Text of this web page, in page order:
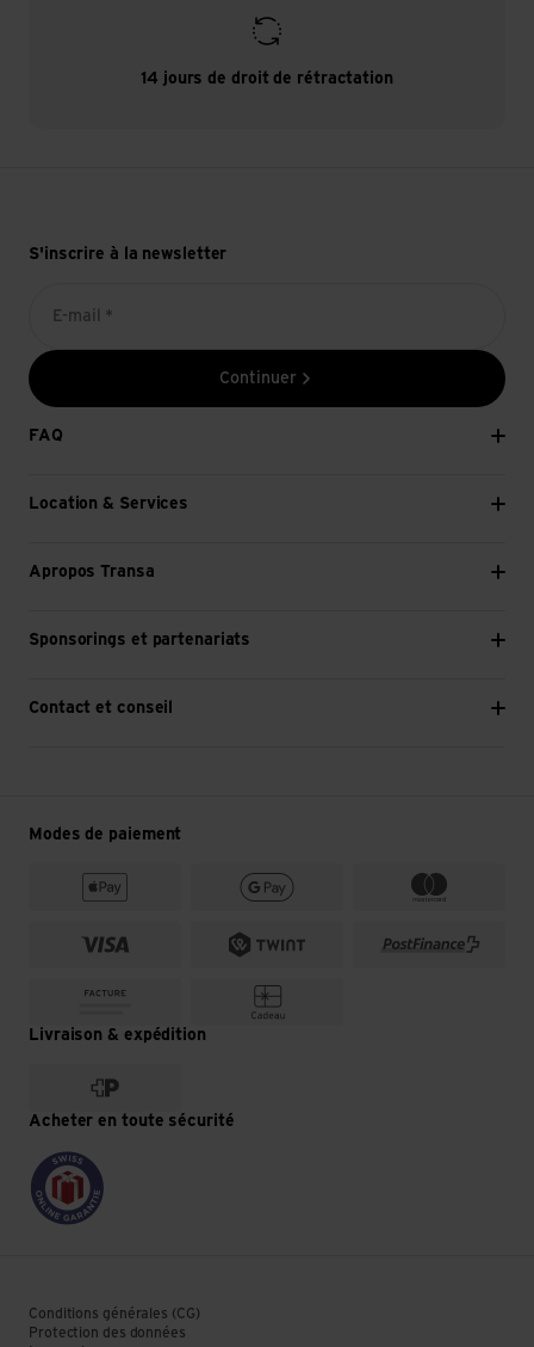
14 jours de droit de rétractation
S'inscrire à la newsletter
E-mail *
Continuer
FAQ
Location & Services
Apropos Transa
Sponsorings et partenariats
Contact et conseil
Modes de paiement
Livraison & expédition
Acheter en toute sécurité
Conditions générales (CG)
Protection des données